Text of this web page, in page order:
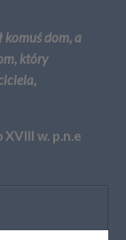
komuś dom, a
który
w. p.n.e